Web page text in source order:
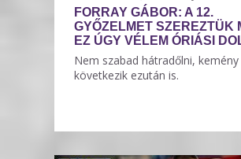
FORRAY GÁBOR: A 12.
GYŐZELMET SZEREZTÜK
EZ ÚGY VÉLEM ÓRIÁSI
Nem szabad hátradőlni,
következik ezután is.